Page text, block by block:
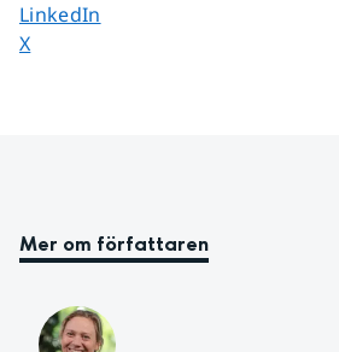
Dela sidan på
LinkedIn
Dela sidan på
X
Mer om författaren